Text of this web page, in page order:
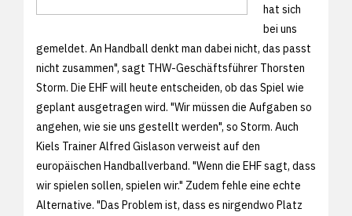
hat sich
bei uns
gemeldet. An Handball denkt man dabei nicht, das passt
nicht zusammen", sagt THW-Geschäftsführer Thorsten
Storm. Die EHF will heute entscheiden, ob das Spiel wie
geplant ausgetragen wird. "Wir müssen die Aufgaben so
angehen, wie sie uns gestellt werden", so Storm. Auch
Kiels Trainer Alfred Gislason verweist auf den
europäischen Handballverband. "Wenn die EHF sagt, dass
wir spielen sollen, spielen wir." Zudem fehle eine echte
Alternative. "Das Problem ist, dass es nirgendwo Platz